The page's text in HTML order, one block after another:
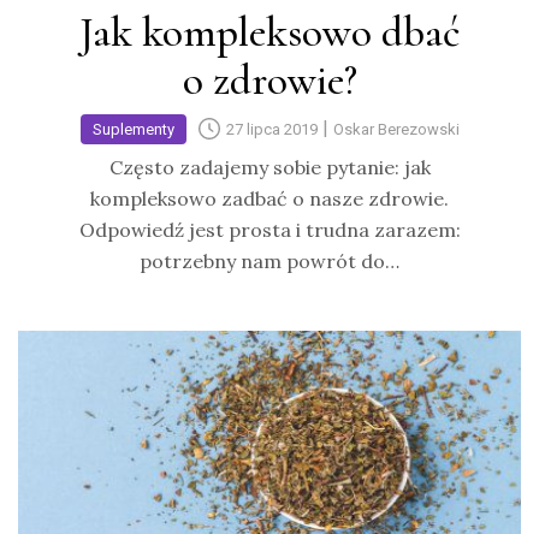
Jak kompleksowo dbać
o zdrowie?
Suplementy 27 lipca 2019| Oskar Berezowski
Często zadajemy sobie pytanie: jak
kompleksowo zadbać o nasze zdrowie.
Odpowiedź jest prosta i trudna zarazem:
potrzebny nam powrót do…